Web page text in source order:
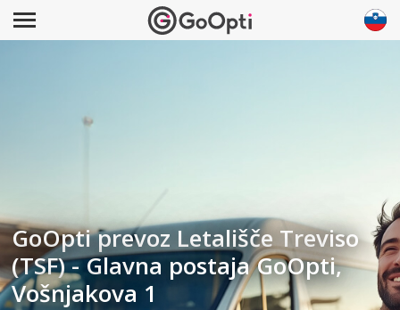
GoOpti prevoz Letališče Treviso
(TSF) - Glavna postaja GoOpti,
Vošnjakova 1